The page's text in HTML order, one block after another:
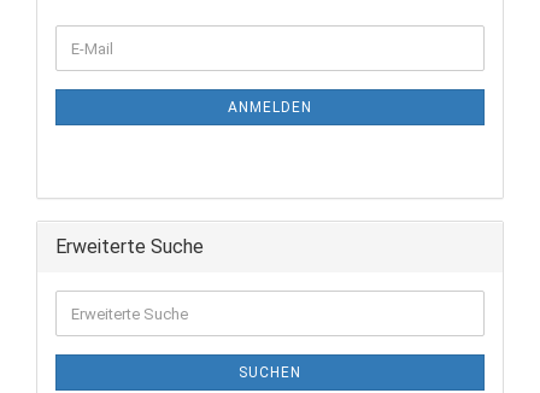
ANMELDEN
Erweiterte Suche
SUCHEN